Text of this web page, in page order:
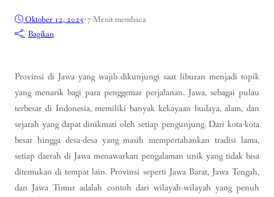
Oktober 12, 2025•7 Menit membaca
Bagikan
Provinsi di Jawa yang wajib dikunjungi saat liburan menjadi topik
yang menarik bagi para penggemar perjalanan. Jawa, sebagai pulau
terbesar di Indonesia, memiliki banyak kekayaan budaya, alam, dan
sejarah yang dapat dinikmati oleh setiap pengunjung. Dari kota-kota
besar hingga desa-desa yang masih mempertahankan tradisi lama,
setiap daerah di Jawa menawarkan pengalaman unik yang tidak bisa
ditemukan di tempat lain. Provinsi seperti Jawa Barat, Jawa Tengah,
dan Jawa Timur adalah contoh dari wilayah-wilayah yang penuh